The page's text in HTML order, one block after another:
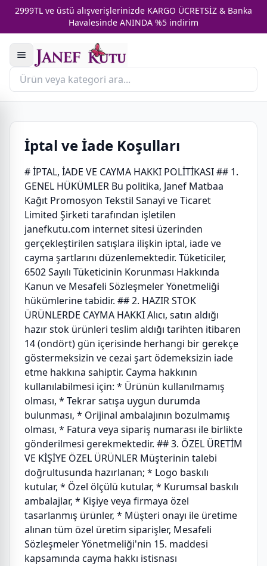
2999TL ve üstü alışverişlerinizde KARGO ÜCRETSİZ & Banka
Havalesinde ANINDA %5 indirim
İptal ve İade Koşulları
# İPTAL, İADE VE CAYMA HAKKI POLİTİKASI ## 1.
GENEL HÜKÜMLER Bu politika, Janef Matbaa
Kağıt Promosyon Tekstil Sanayi ve Ticaret
Limited Şirketi tarafından işletilen
janefkutu.com internet sitesi üzerinden
gerçekleştirilen satışlara ilişkin iptal, iade ve
cayma şartlarını düzenlemektedir. Tüketiciler,
6502 Sayılı Tüketicinin Korunması Hakkında
Kanun ve Mesafeli Sözleşmeler Yönetmeliği
hükümlerine tabidir. ## 2. HAZIR STOK
ÜRÜNLERDE CAYMA HAKKI Alıcı, satın aldığı
hazır stok ürünleri teslim aldığı tarihten itibaren
14 (ondört) gün içerisinde herhangi bir gerekçe
göstermeksizin ve cezai şart ödemeksizin iade
etme hakkına sahiptir. Cayma hakkının
kullanılabilmesi için: * Ürünün kullanılmamış
olması, * Tekrar satışa uygun durumda
bulunması, * Orijinal ambalajının bozulmamış
olması, * Fatura veya sipariş numarası ile birlikte
gönderilmesi gerekmektedir. ## 3. ÖZEL ÜRETİM
VE KİŞİYE ÖZEL ÜRÜNLER Müşterinin talebi
doğrultusunda hazırlanan; * Logo baskılı
kutular, * Özel ölçülü kutular, * Kurumsal baskılı
ambalajlar, * Kişiye veya firmaya özel
tasarlanmış ürünler, * Müşteri onayı ile üretime
alınan tüm özel üretim siparişler, Mesafeli
Sözleşmeler Yönetmeliği'nin 15. maddesi
kapsamında cayma hakkı istisnası